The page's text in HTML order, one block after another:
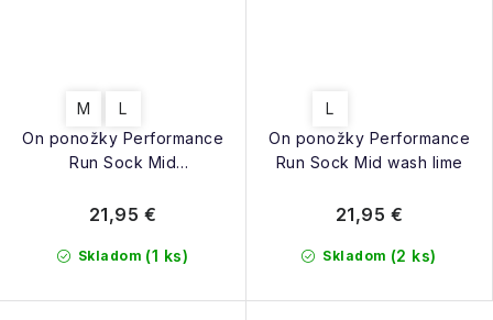
On ponožky Performance
Run Sock Mid
M L
Skladom (1 ks)
21,95 €
On ponožky Performance
Run Sock Mid wash lime
L
Skladom (2 ks)
21,95 €